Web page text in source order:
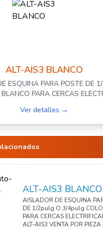
ALT-AIS3 BLANCO
ESQUINA PARA POSTE DE
PARA CERCAS
Ver detalles →
ALT-AIS3 BLANCO
AISLADOR DE ESQUINA
DE 1/2pulg O 3/4pulg
PARA CERCAS
ALT-AIS3 VENTA POR PIEZA